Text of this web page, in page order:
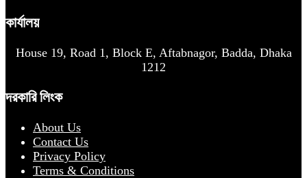
কার্যালয়
House 19, Road 1, Block E, Aftabnagor, Badda, Dhaka
1212
দরকারি লিংক
About Us
Contact Us
Privacy Policy
Terms & Conditions